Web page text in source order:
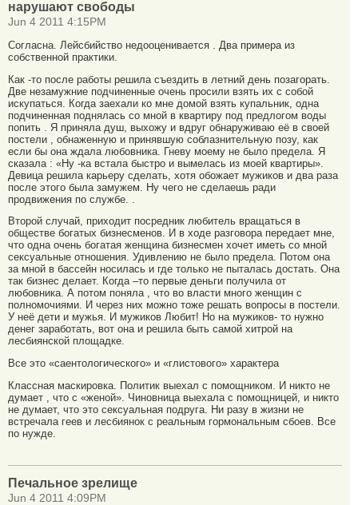
нарушают свободы
Jun 4 2011 4:15PM
Согласна. Лейсбийство недооценивается . Два примера из
собственной практики.
Как -то после работы решила съездить в летний день позагорать.
Две незамужние подчиненные очень просили взять их с собой
искупаться. Когда заехали ко мне домой взять купальник, одна
подчиненная поднялась со мной в квартиру под предлогом воды
попить . Я приняла душ, выхожу и вдруг обнаруживаю её в своей
постели , обнаженную и принявшую соблазнительную позу, как
если бы она ждала любовника. Гневу моему не было предела. Я
сказала : «Ну -ка встала быстро и вымелась из моей квартиры».
Девица решила карьеру сделать, хотя обожает мужиков и два раза
после этого была замужем. Ну чего не сделаешь ради
продвижения по службе. .
Второй случай, приходит посредник любитель вращаться в
обществе богатых бизнесменов. И в ходе разговора передает мне,
что одна очень богатая женщина бизнесмен хочет иметь со мной
сексуальные отношения. Удивлению не было предела. Потом она
за мной в бассейн носилась и где только не пыталась достать. Она
так бизнес делает. Когда –то первые деньги получила от
любовника. А потом поняла , что во власти много женщин с
полномочиями. И через них можно тоже решать вопросы в постели.
У неё дети и мужья. И мужиков Любит! Но на мужиков- то нужно
денег заработать, вот она и решила быть самой хитрой на
лесбиянской площадке.
Все это «саентологического» и «глистового» характера
Классная маскировка. Политик выехал с помощником. И никто не
думает , что с «женой». Чиновница выехала с помощницей, и никто
не думает, что это сексуальная подруга. Ни разу в жизни не
встречала геев и лесбиянок с реальным гормональным сбоев. Все
по нужде.
Печальное зрелище
Jun 4 2011 4:09PM